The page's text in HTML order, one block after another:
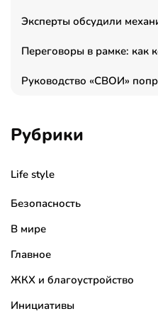
Рубрики
Life style
Безопасность
В мире
Главное
ЖКХ и благоустройство
Инициативы